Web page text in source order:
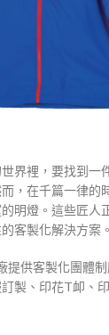
界裡，要找到一
，在千篇一律的
明燈。這些匠人
客製化解決方案。
提供客製化團體
製、印花T卹、